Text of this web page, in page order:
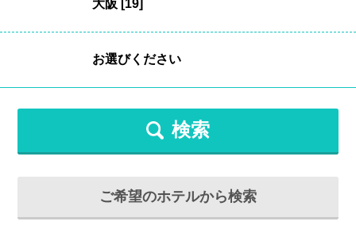
検索
ご希望のホテルから検索